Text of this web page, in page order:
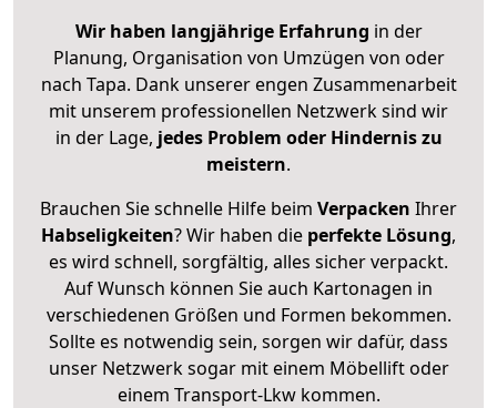
Wir haben langjährige Erfahrung in der
Planung, Organisation von Umzügen von oder
nach Tapa. Dank unserer engen Zusammenarbeit
mit unserem professionellen Netzwerk sind wir
in der Lage, jedes Problem oder Hindernis zu
meistern.
Brauchen Sie schnelle Hilfe beim Verpacken Ihrer
Habseligkeiten? Wir haben die perfekte Lösung,
es wird schnell, sorgfältig, alles sicher verpackt.
Auf Wunsch können Sie auch Kartonagen in
verschiedenen Größen und Formen bekommen.
Sollte es notwendig sein, sorgen wir dafür, dass
unser Netzwerk sogar mit einem Möbellift oder
einem Transport-Lkw kommen.